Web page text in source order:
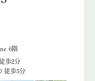
6階
歩2分
徒歩5分